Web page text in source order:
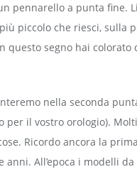
pennarello a punta fine.
piccolo che riesci, sulla
questo segno hai colorato
nella seconda
per il vostro orologio).
Ricordo ancora la
All’epoca i modelli